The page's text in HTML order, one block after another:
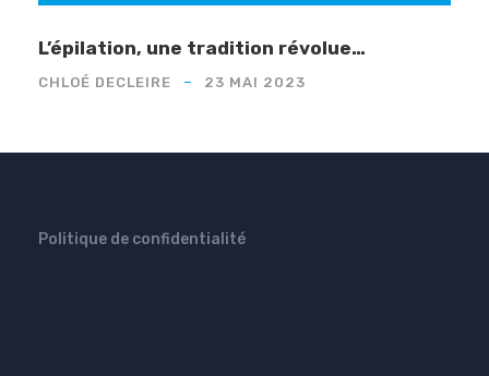
L’épilation, une tradition révolue…
CHLOÉ DECLEIRE 23 MAI 2023
Politique de confidentialité